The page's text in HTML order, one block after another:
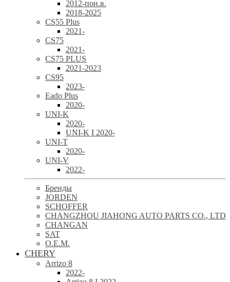
2012-пон.в.
2018-2025
CS55 Plus
2021-
CS75
2021-
CS75 PLUS
2021-2023
CS95
2023-
Eado Plus
2020-
UNI-K
2020-
UNI-K I 2020-
UNI-T
2020-
UNI-V
2022-
Бренды
JORDEN
SCHOFFER
CHANGZHOU JIAHONG AUTO PARTS CO., LTD
CHANGAN
SAT
O.E.M.
CHERY
Arrizo 8
2022-